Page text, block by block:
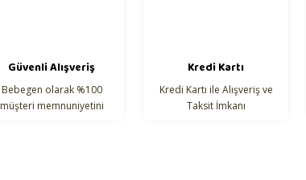
Güvenli Alışveriş
Bebegen olarak %100
müşteri memnuniyetini
Kredi Kartı
Kredi Kartı ile Alışveriş ve
Taksit İmkanı